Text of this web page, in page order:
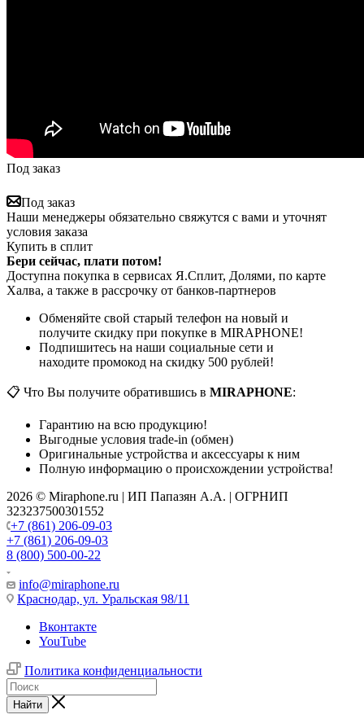
Под заказ
Под заказ
Наши менеджеры обязательно свяжутся с вами и уточнят
условия заказа
Купить в сплит
Бери сейчас, плати потом!
Доступна покупка в сервисах Я.Сплит, Долями, по карте
Халва, а также в рассрочку от банков-партнеров
Обменяйте свой старый телефон на новый и
получите скидку при покупке в MIRAPHONE!
Подпишитесь на наши социальные сети и
находите промокод на скидку 500 рублей!
📋 Что Вы получите обратившись в MIRAPHONE:
Гарантию на всю продукцию!
Выгодные условия trade-in (обмен)
Оригинальные устройства и аксессуары к ним
Полную информацию о происхождении устройства!
2026 © Miraphone.ru | ИП Папазян А.А. | ОГРНИП
323237500301552
+7 (861) 206-09-03
+7 (861) 206-09-03
8 (800) 500-00-22
info@miraphone.ru
Краснодар, ул. Уральская 98/11
Вконтакте
YouTube
Политика конфиденциальности
Найти